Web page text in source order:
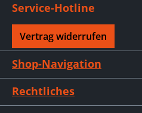
Service-Hotline
Vertrag widerrufen
Shop-Navigation
Rechtliches